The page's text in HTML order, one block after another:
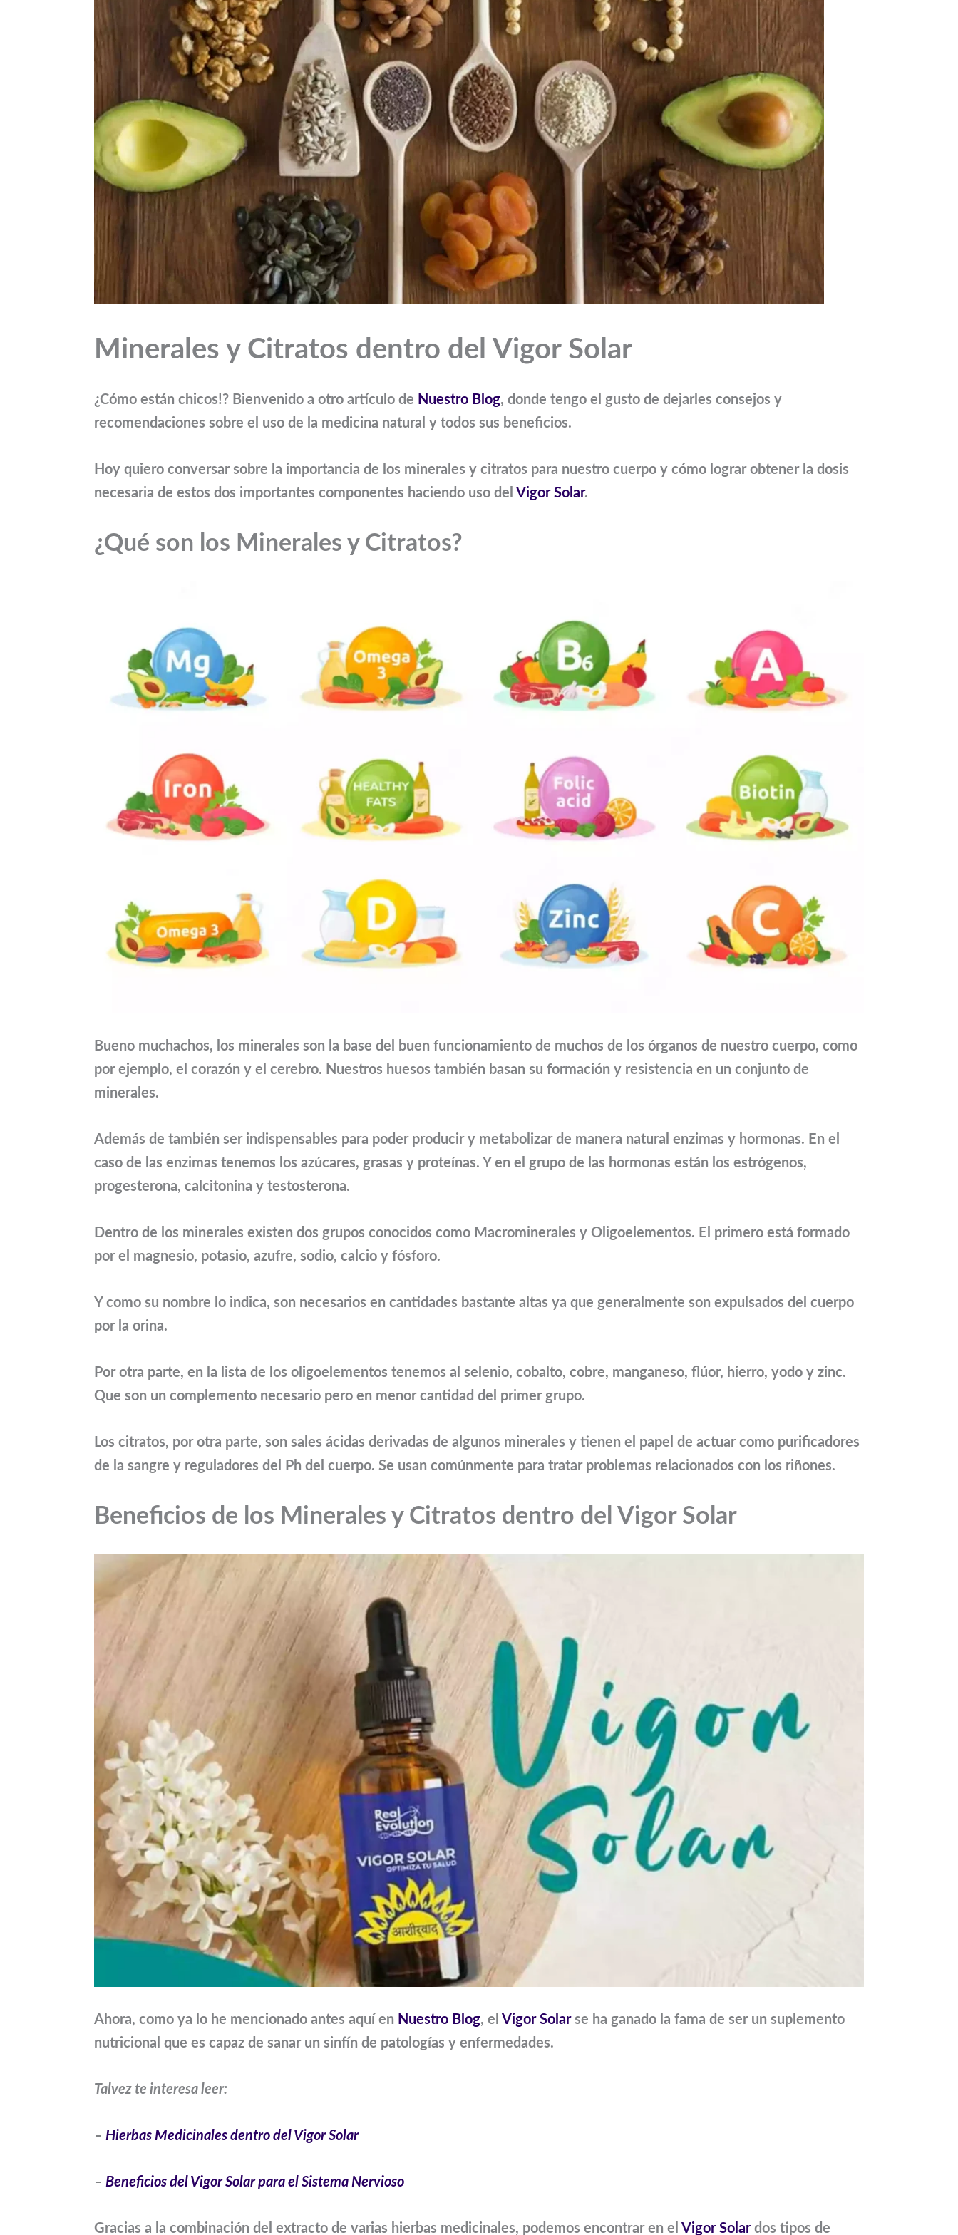
Minerales y Citratos dentro del Vigor Solar
¿Cómo están chicos!? Bienvenido a otro artículo de Nuestro Blog, donde tengo el gusto de dejarles consejos y
recomendaciones sobre el uso de la medicina natural y todos sus beneficios.
Hoy quiero conversar sobre la importancia de los minerales y citratos para nuestro cuerpo y cómo lograr obtener la dosis
necesaria de estos dos importantes componentes haciendo uso del Vigor Solar.
¿Qué son los Minerales y Citratos?
Bueno muchachos, los minerales son la base del buen funcionamiento de muchos de los órganos de nuestro cuerpo, como
por ejemplo, el corazón y el cerebro. Nuestros huesos también basan su formación y resistencia en un conjunto de
minerales.
Además de también ser indispensables para poder producir y metabolizar de manera natural enzimas y hormonas. En el
caso de las enzimas tenemos los azúcares, grasas y proteínas. Y en el grupo de las hormonas están los estrógenos,
progesterona, calcitonina y testosterona.
Dentro de los minerales existen dos grupos conocidos como Macrominerales y Oligoelementos. El primero está formado
por el magnesio, potasio, azufre, sodio, calcio y fósforo.
Y como su nombre lo indica, son necesarios en cantidades bastante altas ya que generalmente son expulsados del cuerpo
por la orina.
Por otra parte, en la lista de los oligoelementos tenemos al selenio, cobalto, cobre, manganeso, flúor, hierro, yodo y zinc.
Que son un complemento necesario pero en menor cantidad del primer grupo.
Los citratos, por otra parte, son sales ácidas derivadas de algunos minerales y tienen el papel de actuar como purificadores
de la sangre y reguladores del
Ph del cuerpo. Se usan comúnmente para tratar problemas relacionados con los riñones.
Beneficios de los Minerales y Citratos dentro del Vigor Solar
Ahora, como ya lo he mencionado antes aquí en Nuestro Blog, el Vigor Solarse ha ganado la fama de ser un suplemento
nutricional que es capaz de sanar un sinfín de patologías y enfermedades.
Talvez te interesa leer:
– Hierbas Medicinales dentro del Vigor Solar
– Beneficios del Vigor Solar para el Sistema Nervioso
Gracias a la combinación del extracto de varias hierbas medicinales, podemos encontrar en el Vigor Solardos tipos de